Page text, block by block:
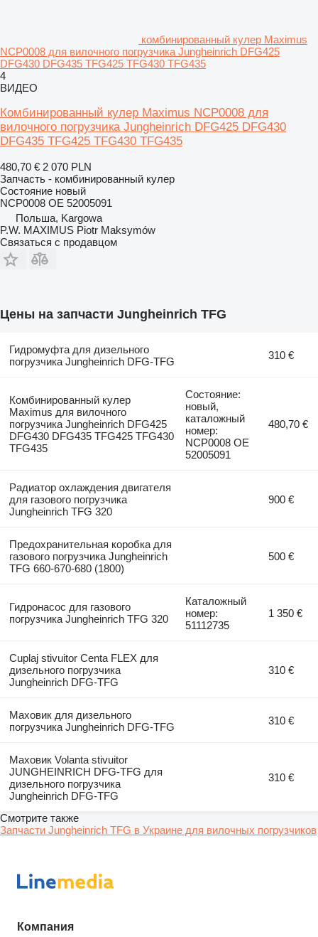
комбинированный кулер Maximus
NCP0008 для вилочного погрузчика Jungheinrich DFG425
DFG430 DFG435 TFG425 TFG430 TFG435
4
ВИДЕО
Комбинированный кулер Maximus NCP0008 для
вилочного погрузчика Jungheinrich DFG425 DFG430
DFG435 TFG425 TFG430 TFG435
480,70 € 2 070 PLN
Запчасть - комбинированный кулер
Состояние новый
NCP0008 OE 52005091
Польша, Kargowa
P.W. MAXIMUS Piotr Maksymów
Связаться с продавцом
Цены на запчасти Jungheinrich TFG
Гидромуфта для дизельного
погрузчика Jungheinrich DFG-TFG
310 €
Комбинированный кулер
Maximus для вилочного
погрузчика Jungheinrich DFG425
DFG430 DFG435 TFG425 TFG430
TFG435
Состояние:
новый,
каталожный
номер:
NCP0008 OE
52005091
480,70 €
Радиатор охлаждения двигателя
для газового погрузчика
Jungheinrich TFG 320
900 €
Предохранительная коробка для
газового погрузчика Jungheinrich
TFG 660-670-680 (1800)
500 €
Гидронасос для газового
погрузчика Jungheinrich TFG 320
Каталожный
номер:
51112735
1 350 €
Cuplaj stivuitor Centa FLEX для
дизельного погрузчика
Jungheinrich DFG-TFG
310 €
Маховик для дизельного
погрузчика Jungheinrich DFG-TFG
310 €
Маховик Volanta stivuitor
JUNGHEINRICH DFG-TFG для
дизельного погрузчика
Jungheinrich DFG-TFG
310 €
Смотрите также
Запчасти Jungheinrich TFG в Украине для вилочных погрузчиков
Компания